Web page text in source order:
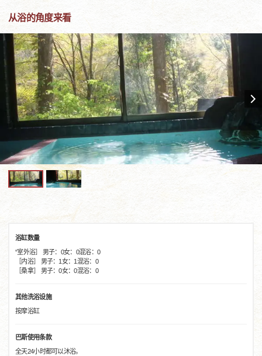
从浴的角度来看
浴缸数量
“室外浴］ 男子：0女：0混浴：0
［内浴］ 男子：1女：1混浴：0
［桑拿］ 男子：0女：0混浴：0
其他洗浴设施
按摩浴缸
巴斯使用条款
全天24小时都可以沐浴。